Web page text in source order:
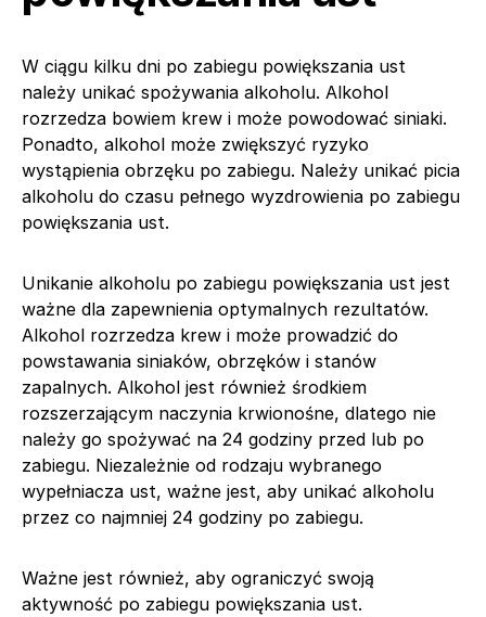
W ciągu kilku dni po zabiegu powiększania ust
należy unikać spożywania alkoholu. Alkohol
rozrzedza bowiem krew i może powodować siniaki.
Ponadto, alkohol może zwiększyć ryzyko
wystąpienia obrzęku po zabiegu. Należy unikać picia
alkoholu do czasu pełnego wyzdrowienia po zabiegu
powiększania ust.
Unikanie alkoholu po zabiegu powiększania ust jest
ważne dla zapewnienia optymalnych rezultatów.
Alkohol rozrzedza krew i może prowadzić do
powstawania siniaków, obrzęków i stanów
zapalnych. Alkohol jest również środkiem
rozszerzającym naczynia krwionośne, dlatego nie
należy go spożywać na 24 godziny przed lub po
zabiegu. Niezależnie od rodzaju wybranego
wypełniacza ust, ważne jest, aby unikać alkoholu
przez co najmniej 24 godziny po zabiegu.
Ważne jest również, aby ograniczyć swoją
aktywność po zabiegu powiększania ust.